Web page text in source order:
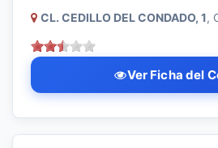
CL. CEDILLO DEL CONDADO, 1,
Ver Ficha del